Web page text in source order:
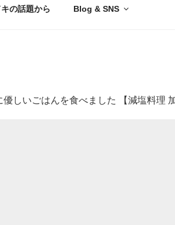
の話題から Blog & SNS
優しいごはんを食べました 【減塩料理